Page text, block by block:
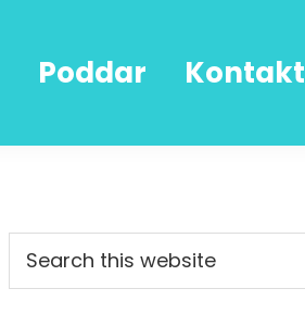
Poddar Kontakt
Primary
Sidebar
this
website